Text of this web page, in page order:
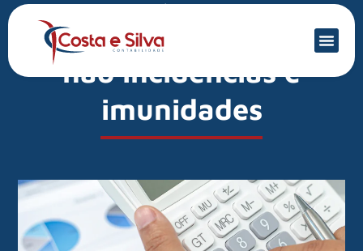
Mercado Financeiro
PIS/Cofins: isenções,
não incidências e
imunidades